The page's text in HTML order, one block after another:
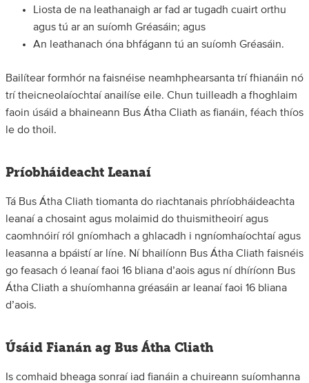
Liosta de na leathanaigh ar fad ar tugadh cuairt orthu
agus tú ar an suíomh Gréasáin; agus
An leathanach óna bhfágann tú an suíomh Gréasáin.
Bailítear formhór na faisnéise neamhphearsanta trí fhianáin nó
trí theicneolaíochtaí anailíse eile. Chun tuilleadh a fhoghlaim
faoin úsáid a bhaineann Bus Átha Cliath as fianáin, féach thíos
le do thoil.
Príobháideacht Leanaí
Tá Bus Átha Cliath tiomanta do riachtanais phríobháideachta
leanaí a chosaint agus molaimid do thuismitheoirí agus
caomhnóirí ról gníomhach a ghlacadh i ngníomhaíochtaí agus
leasanna a bpáistí ar líne. Ní bhailíonn Bus Átha Cliath faisnéis
go feasach ó leanaí faoi 16 bliana d’aois agus ní dhíríonn Bus
Átha Cliath a shuíomhanna gréasáin ar leanaí faoi 16 bliana
d’aois.
Úsáid Fianán ag Bus Átha Cliath
Is comhaid bheaga sonraí iad fianáin a chuireann suíomhanna